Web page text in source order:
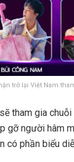
trở lại Việt Nam
tham gia
gỡ người hâm
có phần biểu